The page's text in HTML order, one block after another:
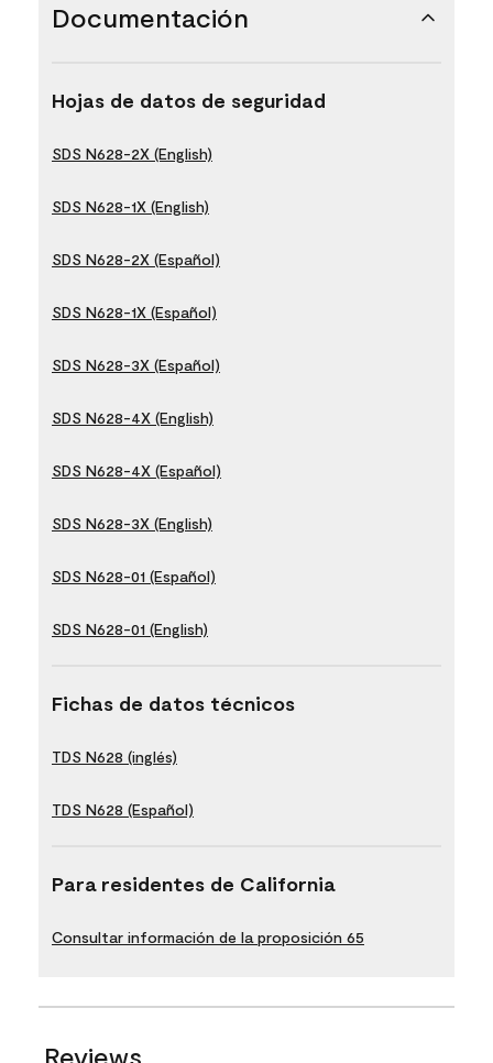
Documentación
Hojas de datos de seguridad
SDS N628-2X (English)
SDS N628-1X (English)
SDS N628-2X (Español)
SDS N628-1X (Español)
SDS N628-3X (Español)
SDS N628-4X (English)
SDS N628-4X (Español)
SDS N628-3X (English)
SDS N628-01 (Español)
SDS N628-01 (English)
Fichas de datos técnicos
TDS N628 (inglés)
TDS N628 (Español)
Para residentes de California
Consultar información de la proposición 65
Reviews